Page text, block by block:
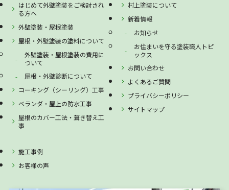
はじめて外壁塗装をご検討され
る方へ
外壁塗装・屋根塗装
屋根・外壁塗装の塗料について
外壁塗装・屋根塗装の費用に
ついて
屋根・外壁診断について
コーキング（シーリング）工事
ベランダ・屋上の防水工事
屋根のカバー工法・葺き替え工
事
施工事例
お客様の声
村上塗装について
新着情報
お知らせ
お住まいを守る塗装職人トピ
ックス
お問い合わせ
よくあるご質問
プライバシーポリシー
サイトマップ